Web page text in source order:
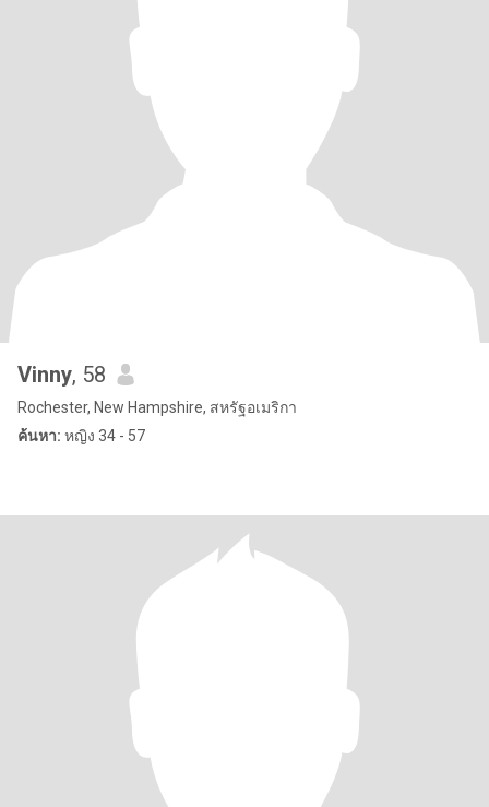
Vinny, 58
Rochester, New Hampshire, สหรัฐอเมริกา
ค้นหา: หญิง 34 - 57